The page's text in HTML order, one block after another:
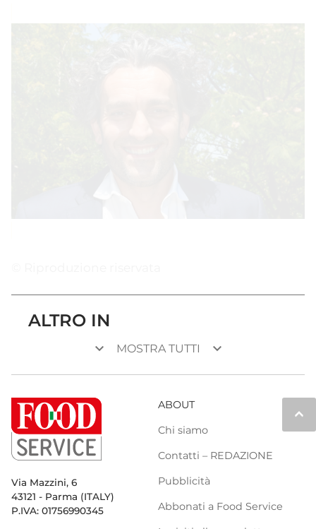
ALTRO IN
keyboard_arrow_down MOSTRA TUTTI keyboard_arrow_down
keyboard_arrow_up
Via Mazzini, 6
43121 - Parma (ITALY)
P.IVA: 01756990345
ABOUT
Chi siamo
Contatti – REDAZIONE
Pubblicità
Abbonati a Food Service